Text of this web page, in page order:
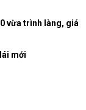
vừa trình làng, giá
mới